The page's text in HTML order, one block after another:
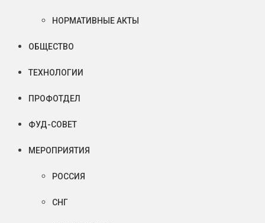
НОРМАТИВНЫЕ АКТЫ
ОБЩЕСТВО
ТЕХНОЛОГИИ
ПРОФОТДЕЛ
ФУД-СОВЕТ
МЕРОПРИЯТИЯ
РОССИЯ
СНГ